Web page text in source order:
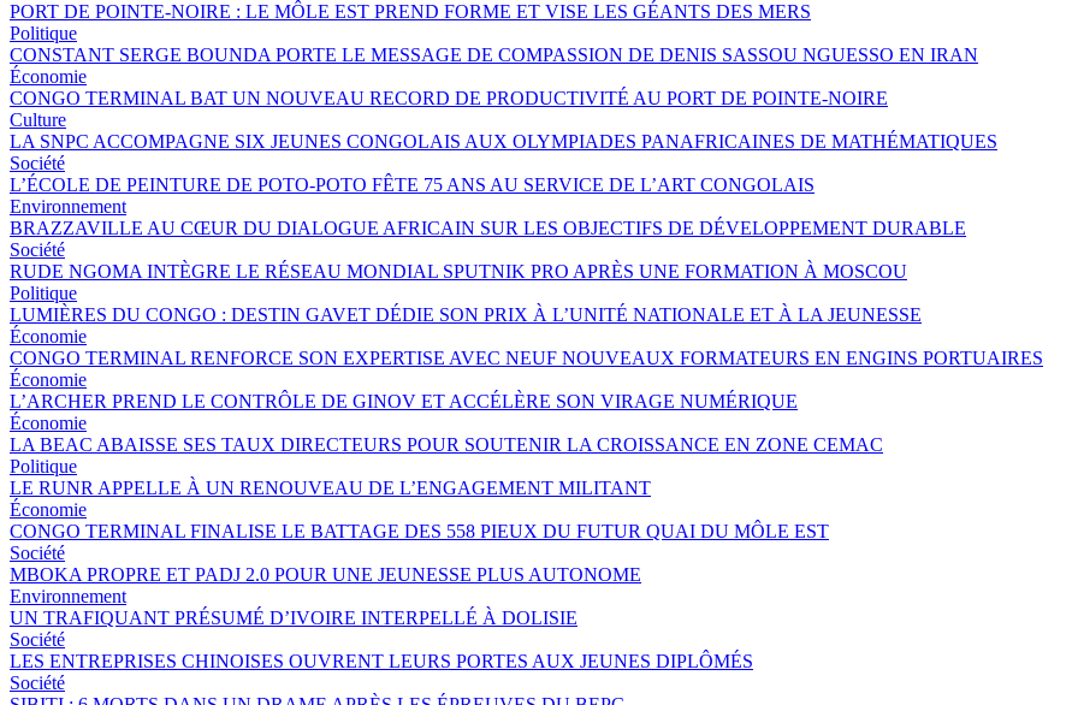
PORT DE POINTE-NOIRE : LE MÔLE EST PREND FORME ET VISE LES GÉANTS DES MERS
Politique
CONSTANT SERGE BOUNDA PORTE LE MESSAGE DE COMPASSION DE DENIS SASSOU NGUESSO EN IRAN
Économie
CONGO TERMINAL BAT UN NOUVEAU RECORD DE PRODUCTIVITÉ AU PORT DE POINTE-NOIRE
Culture
LA SNPC ACCOMPAGNE SIX JEUNES CONGOLAIS AUX OLYMPIADES PANAFRICAINES DE MATHÉMATIQUES
Société
L’ÉCOLE DE PEINTURE DE POTO-POTO FÊTE 75 ANS AU SERVICE DE L’ART CONGOLAIS
Environnement
BRAZZAVILLE AU CŒUR DU DIALOGUE AFRICAIN SUR LES OBJECTIFS DE DÉVELOPPEMENT DURABLE
Société
RUDE NGOMA INTÈGRE LE RÉSEAU MONDIAL SPUTNIK PRO APRÈS UNE FORMATION À MOSCOU
Politique
LUMIÈRES DU CONGO : DESTIN GAVET DÉDIE SON PRIX À L’UNITÉ NATIONALE ET À LA JEUNESSE
Économie
CONGO TERMINAL RENFORCE SON EXPERTISE AVEC NEUF NOUVEAUX FORMATEURS EN ENGINS PORTUAIRES
Économie
L’ARCHER PREND LE CONTRÔLE DE GINOV ET ACCÉLÈRE SON VIRAGE NUMÉRIQUE
Économie
LA BEAC ABAISSE SES TAUX DIRECTEURS POUR SOUTENIR LA CROISSANCE EN ZONE CEMAC
Politique
LE RUNR APPELLE À UN RENOUVEAU DE L’ENGAGEMENT MILITANT
Économie
CONGO TERMINAL FINALISE LE BATTAGE DES 558 PIEUX DU FUTUR QUAI DU MÔLE EST
Société
MBOKA PROPRE ET PADJ 2.0 POUR UNE JEUNESSE PLUS AUTONOME
Environnement
UN TRAFIQUANT PRÉSUMÉ D’IVOIRE INTERPELLÉ À DOLISIE
Société
LES ENTREPRISES CHINOISES OUVRENT LEURS PORTES AUX JEUNES DIPLÔMÉS
Société